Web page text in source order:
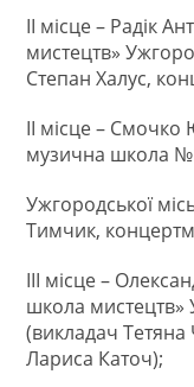
ІІ місце – Радік
мистецтв»
Степан Халус,
ІІ місце –
музична школа
Ужгородської
Тимчик,
ІІІ місце –
школа мистецтв»
(викладач
Лариса Каточ);